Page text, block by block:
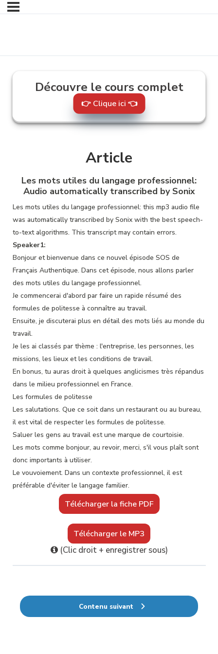
Découvre le cours complet
👉 Clique ici 👈
Article
Les mots utiles du langage professionnel:
Audio automatically transcribed by Sonix
Les mots utiles du langage professionnel: this mp3 audio file
was automatically transcribed by Sonix with the best speech-
to-text algorithms. This transcript may contain errors.
Speaker1:
Bonjour et bienvenue dans ce nouvel épisode SOS de
Français Authentique. Dans cet épisode, nous allons parler
des mots utiles du langage professionnel.
Je commencerai d'abord par faire un rapide résumé des
formules de politesse à connaître au travail.
Ensuite, je discuterai plus en détail des mots liés au monde du
travail.
Je les ai classés par thème : l'entreprise, les personnes, les
missions, les lieux et les conditions de travail.
En bonus, tu auras droit à quelques anglicismes très répandus
dans le milieu professionnel en France.
Les formules de politesse
Les salutations. Que ce soit dans un restaurant ou au bureau,
il est vital de respecter les formules de politesse.
Saluer les gens au travail est une marque de courtoisie.
Les mots comme bonjour, au revoir, merci, s'il vous plaît sont
donc importants à utiliser.
Le vouvoiement. Dans un contexte professionnel, il est
préférable d'éviter le langage familier.
Il est aussi courant de vouvoyer les gens, surtout avec son
supérieur ou lors d'une première rencontre.
Cependant, entre collègues proches, il est autorisé de se
Les mots utiles autour de l'entreprise.
aussi parfois le terme boîte pour dire la même chose. Une
entreprise nouvelle et jeune est une startup.
Télécharger la fiche PDF
Télécharger le MP3
(Clic droit + enregistrer sous)
Contenu suivant